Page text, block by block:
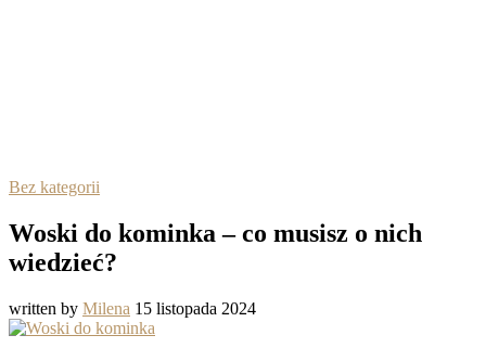
Bez kategorii
Woski do kominka – co musisz o nich
wiedzieć?
written by Milena 15 listopada 2024